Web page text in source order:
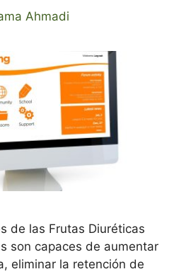
Ahmadi
de las Frutas Diuréticas
son capaces de aumentar
eliminar la retención de